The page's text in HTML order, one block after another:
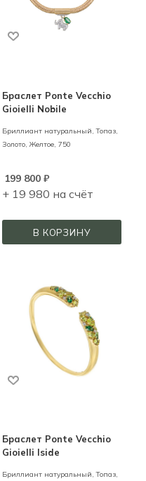
Браслет Ponte Vecchio
Gioielli Nobile
Бриллиант натуральный, Топаз,
Золото, Желтое, 750
199 800₽
+ 19 980 на счёт
В КОРЗИНУ
Браслет Ponte Vecchio
Gioielli Iside
Бриллиант натуральный, Топаз,